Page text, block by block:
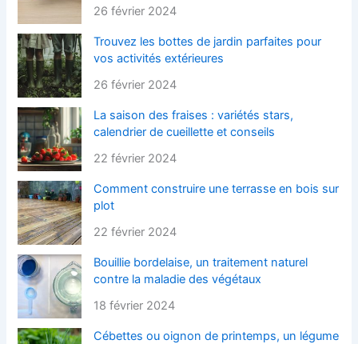
26 février 2024
Trouvez les bottes de jardin parfaites pour
vos activités extérieures
26 février 2024
La saison des fraises : variétés stars,
calendrier de cueillette et conseils
22 février 2024
Comment construire une terrasse en bois sur
plot
22 février 2024
Bouillie bordelaise, un traitement naturel
contre la maladie des végétaux
18 février 2024
Cébettes ou oignon de printemps, un légume